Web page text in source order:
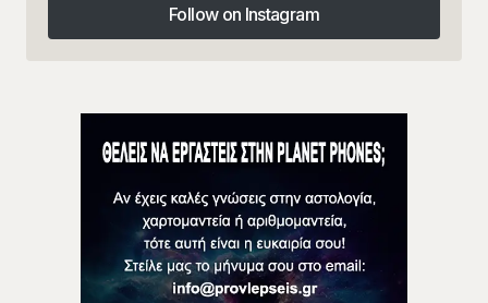
Follow on Instagram
Follow on Instagram